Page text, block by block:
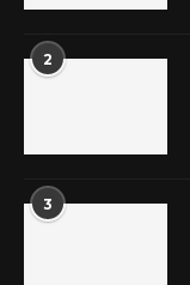
2
3